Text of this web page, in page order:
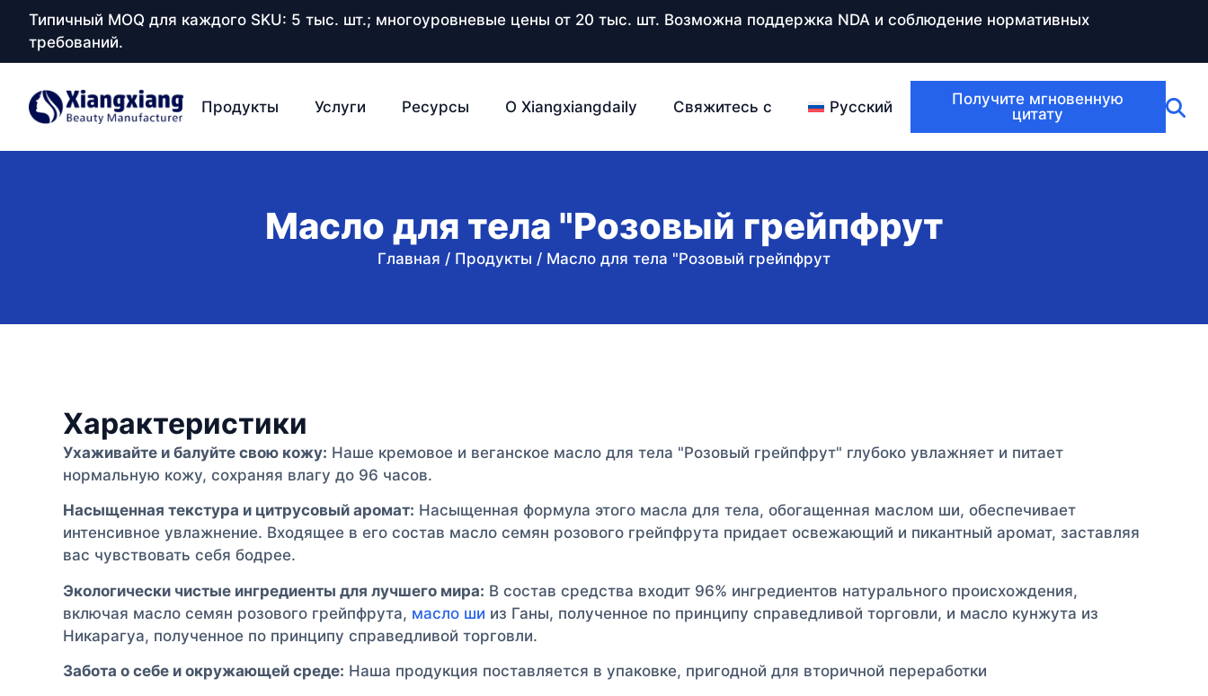
Типичный MOQ для каждого SKU: 5 тыс. шт.; многоуровневые цены от 20 тыс. шт. Возможна поддержка NDA и соблюдение нормативных
требований.
Продукты Услуги Ресурсы О Xiangxiangdaily Свяжитесь с Русский
Получите мгновенную
цитату
Масло для тела "Розовый грейпфрут
Главная / Продукты / Масло для тела "Розовый грейпфрут
Характеристики
Ухаживайте и балуйте свою кожу: Наше кремовое и веганское масло для тела "Розовый грейпфрут" глубоко увлажняет и питает
нормальную кожу, сохраняя влагу до 96 часов.
Насыщенная текстура и цитрусовый аромат: Насыщенная формула этого масла для тела, обогащенная маслом ши, обеспечивает
интенсивное увлажнение. Входящее в его состав масло семян розового грейпфрута придает освежающий и пикантный аромат, заставляя
вас чувствовать себя бодрее.
Экологически чистые ингредиенты для лучшего мира: В состав средства входит 96% ингредиентов натурального происхождения,
включая масло семян розового грейпфрута, масло ши из Ганы, полученное по принципу справедливой торговли, и масло кунжута из
Никарагуа, полученное по принципу справедливой торговли.
Забота о себе и окружающей среде: Наша продукция поставляется в упаковке, пригодной для вторичной переработки